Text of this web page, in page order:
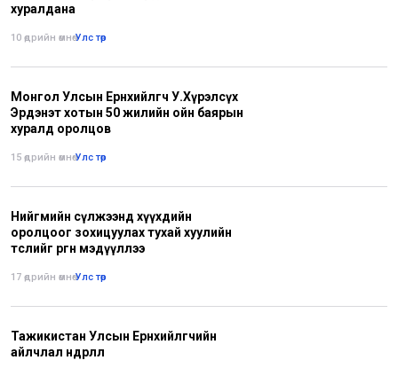
хуралдана
10 өдрийн өмнө•Улс төр
Монгол Улсын Ерөнхийлөгч У.Хүрэлсүх
Эрдэнэт хотын 50 жилийн ойн баярын
хуралд оролцов
15 өдрийн өмнө•Улс төр
Нийгмийн сүлжээнд хүүхдийн
оролцоог зохицуулах тухай хуулийн
төслийг өргөн мэдүүллээ
17 өдрийн өмнө•Улс төр
Тажикистан Улсын Ерөнхийлөгчийн
айлчлал өндөрлөлөө